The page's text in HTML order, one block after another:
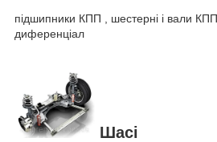
підшипники КПП , шестерні і вали КПП
диференціал
Шасі